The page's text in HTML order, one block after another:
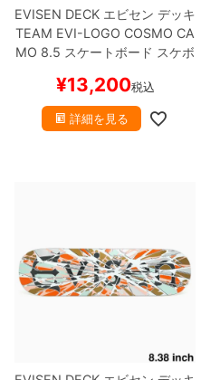
EVISEN DECK エビセン デッキ
TEAM EVI-LOGO COSMO CA
MO 8.5 スケートボード スケボ
¥13,200税込
詳細を見る